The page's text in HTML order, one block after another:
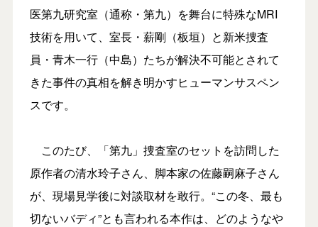
医第九研究室（通称・第九）を舞台に特殊なMRI
技術を用いて、室長・薪剛（板垣）と新米捜査
員・青木一行（中島）たちが解決不可能とされて
きた事件の真相を解き明かすヒューマンサスペン
スです。
このたび、「第九」捜査室のセットを訪問した
原作者の清水玲子さん、脚本家の佐藤嗣麻子さん
が、現場見学後に対談取材を敢行。“この冬、最も
切ないバディ”とも言われる本作は、どのようなや